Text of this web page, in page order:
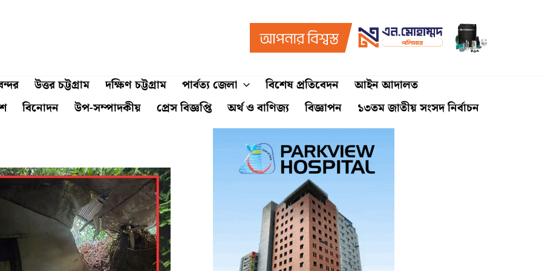
উত্তর চট্টগ্রাম দক্ষিণ চট্টগ্রাম পার্বত্য জেলা বিশেষ প্রতিবেদন
আইন আদালত
বিনোদন উপ-সম্পাদকীয় প্রেস বিজ্ঞপ্তি অর্থ ও বাণিজ্য বিজ্ঞাপন ১৩তম জাতীয় সংসদ নির্বাচন